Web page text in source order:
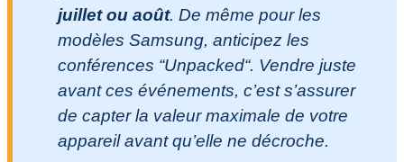
juillet ou août. De même pour les
modèles Samsung, anticipez les
conférences “Unpacked“. Vendre juste
avant ces événements, c’est s’assurer
de capter la valeur maximale de votre
appareil avant qu’elle ne décroche.